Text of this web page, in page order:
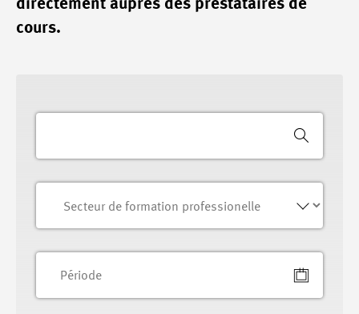
directement auprès des prestataires de
cours.